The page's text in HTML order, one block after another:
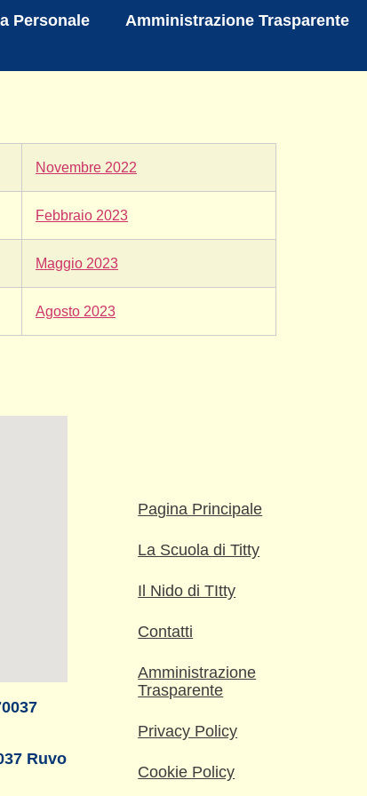
Personale Amministrazione Trasparente
Novembre 2022
Febbraio 2023
Maggio 2023
Agosto 2023
Ruvo
Pagina Principale
La Scuola di Titty
Il Nido di TItty
Contatti
Amministrazione
Trasparente
Privacy Policy
Cookie Policy